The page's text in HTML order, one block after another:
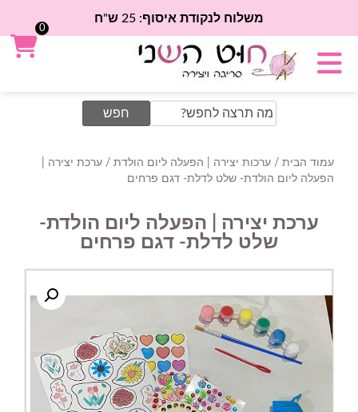
משלוח לנקודת איסוף: 25 ש"ח
Search
for:
עמוד הבית / ערכות יצירה | הפעלה ליום הולדת / ערכת יצירה |
הפעלה ליום הולדת- שלט לדלת- דגם פרחים
ערכת יצירה | הפעלה ליום הולדת-
שלט לדלת- דגם פרחים
0